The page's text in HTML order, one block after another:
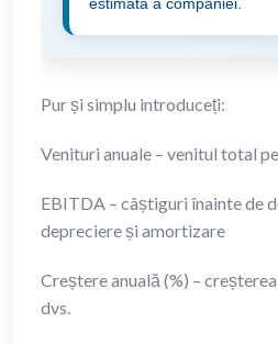
Pur și simplu introduceți:
Venituri anuale – venitul total
EBITDA – câștiguri înainte de
depreciere și amortizare
Creștere anuală (%) –
dvs.